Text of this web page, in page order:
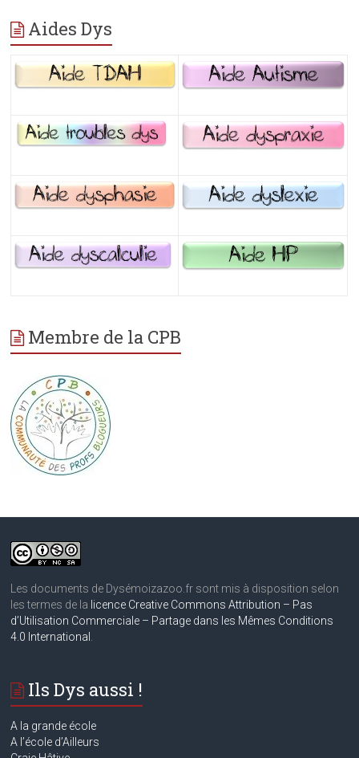
Aides Dys
Membre de la CPB
Les documents de Dysémoizazoo.fr sont mis à disposition selon
les termes de la licence Creative Commons Attribution – Pas
d’Utilisation Commerciale – Partage dans les Mêmes Conditions
4.0 International .
Ils Dys aussi !
A la grande école
A l’école d’Ailleurs